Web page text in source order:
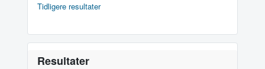
Tidligere resultater
Resultater